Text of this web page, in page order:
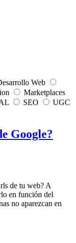
Web
Marketplaces
SEO
UGC
Google?
de tu web? A
en función del
no aparezcan en